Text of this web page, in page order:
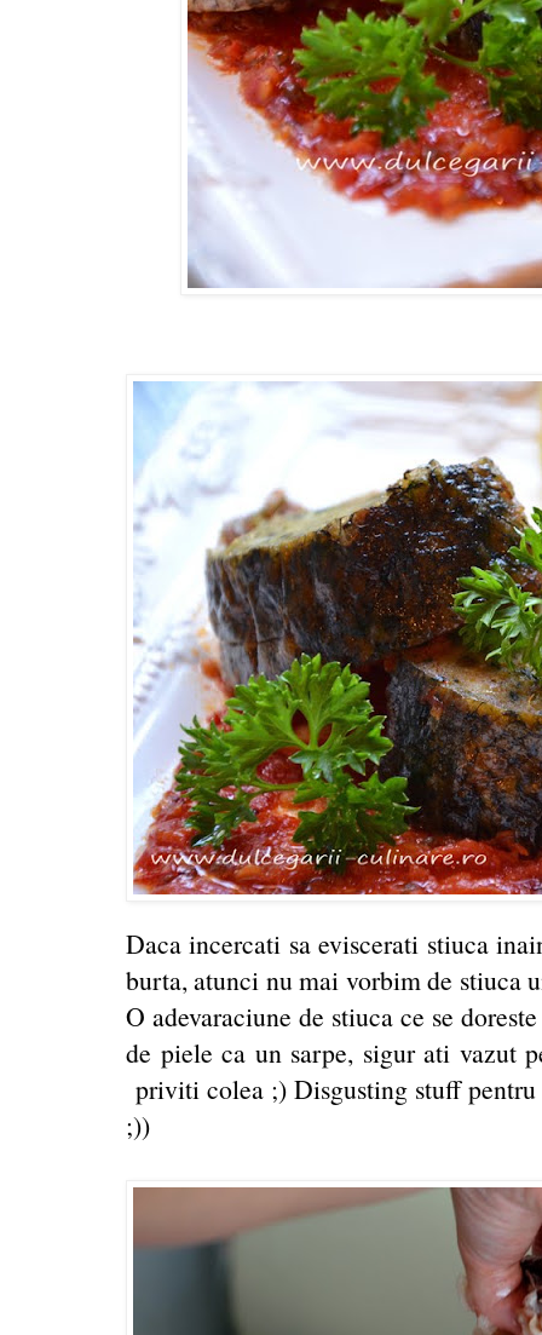
Daca incercati sa eviscerati stiuca
burta, atunci nu mai vorbim de stiuca
O adevaraciune de stiuca ce se
de piele ca un sarpe, sigur ati vazut
priviti colea ;) Disgusting stuff
;))